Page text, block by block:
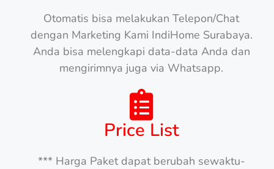
Otomatis bisa melakukan Telepon/Chat
dengan Marketing Kami IndiHome Surabaya.
Anda bisa melengkapi data-data Anda dan
mengirimnya juga via Whatsapp.
Price List
*** Harga Paket dapat berubah sewaktu-